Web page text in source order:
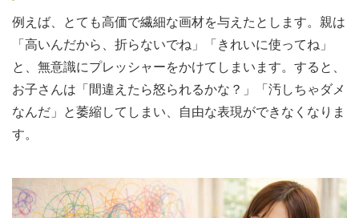
例えば、とても高価で繊細な画材を与えたとします。親は
「高いんだから、折らないでね」「きれいに使ってね」
と、無意識にプレッシャーをかけてしまいます。すると、
お子さんは「間違えたら怒られるかな？」「汚しちゃダメ
なんだ」と萎縮してしまい、自由な表現ができなくなりま
す。